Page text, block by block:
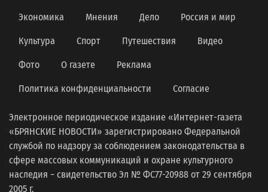
Экономика Мнения Дело Россия и мир
Культура Спорт Путешествия Видео
Фото О газете Реклама
Политика конфиденциальности Согласие
Электронное периодическое издание «Интернет-газета
«БРЯНСКИЕ НОВОСТИ» зарегистрировано Федеральной
службой по надзору за соблюдением законодательства в
сфере массовых коммуникаций и охране культурного
наследия − свидетельство Эл № ФС77-20988 от 29 сентября
2005 г.